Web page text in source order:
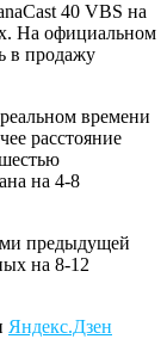
40 VBS на
На официальном
в продажу
времени
расстояние
на 4-8
предыдущей
на 8-12
Яндекс.Дзен